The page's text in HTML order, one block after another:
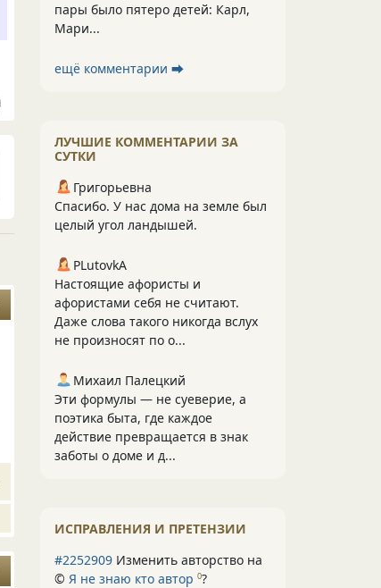
пары было пятеро детей: Карл,
Мари...
ещё комментарии ⮕
ЛУЧШИЕ КОММЕНТАРИИ ЗА
СУТКИ
Григорьевна
Спасибо. У нас дома на земле был
целый угол ландышей.
PLutоvkА
Настоящие афористы и
афористами себя не считают.
Даже слова такого никогда вслух
не произносят по о...
Михаил Палецкий
Эти формулы — не суеверие, а
поэтика быта, где каждое
действие превращается в знак
заботы о доме и д...
ИСПРАВЛЕНИЯ И ПРЕТЕНЗИИ
#2252909 Изменить авторство на
© Я не знаю кто автор 0?